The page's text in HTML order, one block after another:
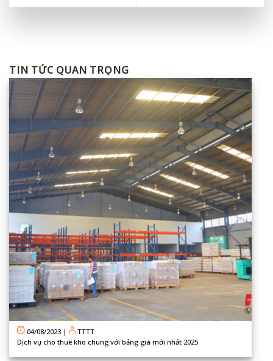
TIN TỨC QUAN TRỌNG
04/08/2023 |
TTTT
Dịch vụ cho thuê kho chung với bảng giá mới nhất 2025